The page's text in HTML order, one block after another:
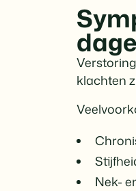
klachten
Nek-